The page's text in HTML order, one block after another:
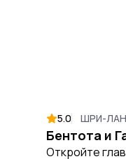
5.0 ШРИ-
Бентота и
Откройте